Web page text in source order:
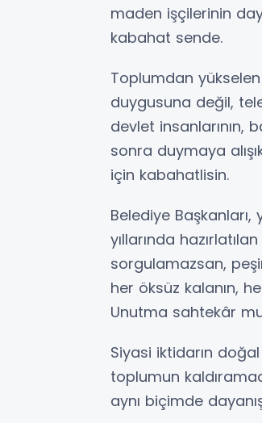
maden işçilerinin
kabahat sende.
Toplumdan
duygusuna değil,
devlet insanlarının,
sonra duymaya
için kabahatlisin.
Belediye
yıllarında
sorgulamazsan,
her öksüz kalanın,
Unutma sahtekâr
Siyasi iktidarın
toplumun
aynı biçimde